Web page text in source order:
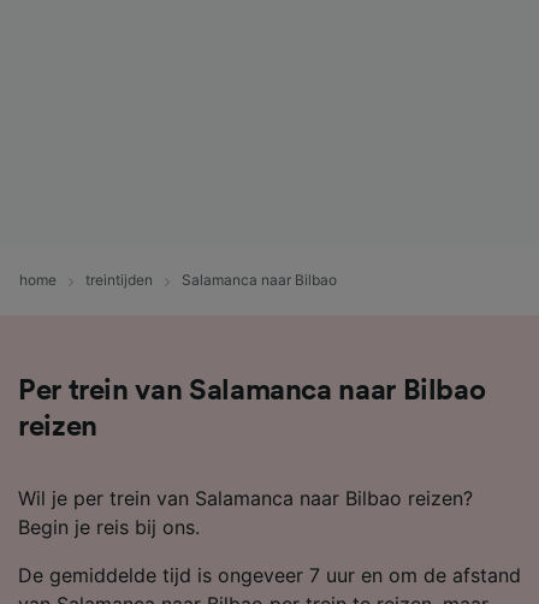
home treintijden Salamanca naar Bilbao
Per trein van Salamanca naar Bilbao
reizen
Wil je per trein van Salamanca naar Bilbao reizen?
Begin je reis bij ons.
De gemiddelde tijd is ongeveer 7 uur en om de afstand